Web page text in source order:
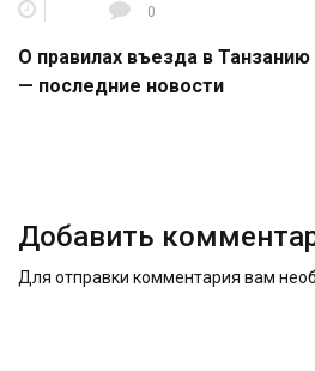
0
О правилах въезда в
— последние новости
Добавить
Для отправки комментария вам